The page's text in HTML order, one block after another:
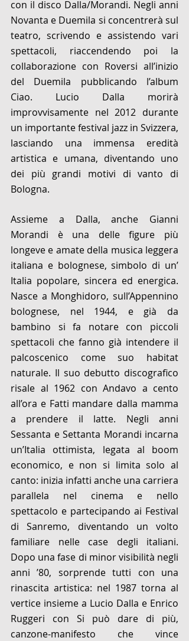
con il disco Dalla/Morandi. Negli anni
Novanta e Duemila si concentrerà sul
teatro, scrivendo e assistendo vari
spettacoli, riaccendendo poi la
collaborazione con Roversi all’inizio
del Duemila pubblicando l’album
Ciao. Lucio Dalla morirà
improvvisamente nel 2012 durante
un importante festival jazz in Svizzera,
lasciando una immensa eredità
artistica e umana, diventando uno
dei più grandi motivi di vanto di
Bologna.
Assieme a Dalla, anche Gianni
Morandi è una delle figure più
longeve e amate della musica leggera
italiana e bolognese, simbolo di un’
Italia popolare, sincera ed energica.
Nasce a Monghidoro, sull’Appennino
bolognese, nel 1944, e già da
bambino si fa notare con piccoli
spettacoli che fanno già intendere il
palcoscenico come suo habitat
naturale. Il suo debutto discografico
risale al 1962 con Andavo a cento
all’ora e Fatti mandare dalla mamma
a prendere il latte. Negli anni
Sessanta e Settanta Morandi incarna
un’Italia ottimista, legata al boom
economico, e non si limita solo al
canto: inizia infatti anche una carriera
parallela nel cinema e nello
spettacolo e partecipando ai Festival
di Sanremo, diventando un volto
familiare nelle case degli italiani.
Dopo una fase di minor visibilità negli
anni ’80, sorprende tutti con una
rinascita artistica: nel 1987 torna al
vertice insieme a Lucio Dalla e Enrico
Ruggeri con Si può dare di più,
canzone-manifesto che vince